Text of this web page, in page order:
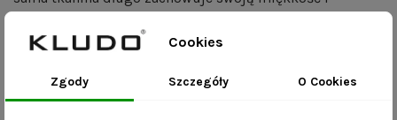
Widoczna na zdjęciu tkanina: welwet 17 czarny.
Wymiary:
Cookies
Zgody Szczegóły O Cookies